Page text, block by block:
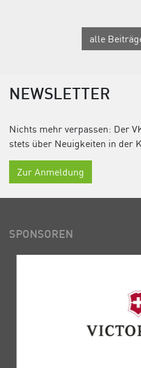
alle
NEWSLETTER
Nichts mehr verpassen: Der
stets über Neuigkeiten in der
Zur Anmeldung
SPONSOREN